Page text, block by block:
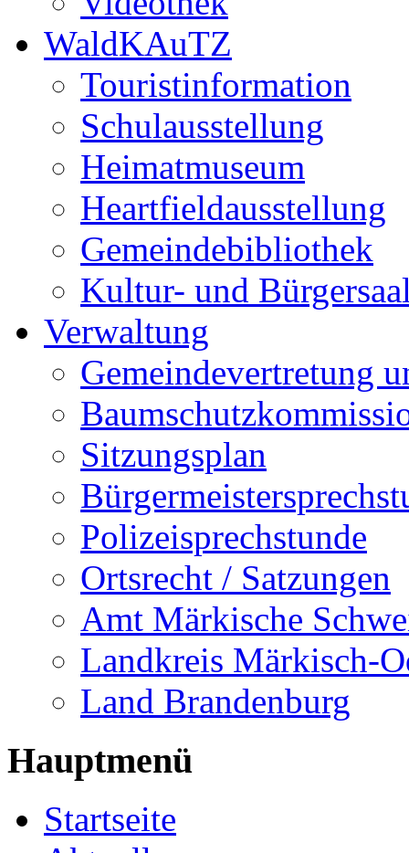
WaldKAuTZ
Touristinformation
Schulausstellung
Heimatmuseum
Heartfieldausstellung
Gemeindebibliothek
Kultur- und
Verwaltung
Gemeindevertretung
Sitzungsplan
Polizeisprechstunde
Ortsrecht / Satzungen
Amt Märkische
Landkreis Märkisch-
Land Brandenburg
Hauptmenü
Startseite